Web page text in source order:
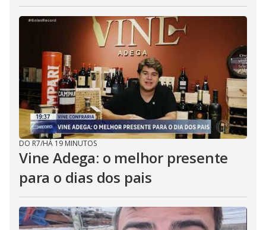
DO R7/HÁ 19 MINUTOS
Vine Adega: o melhor presente
para o dias dos pais